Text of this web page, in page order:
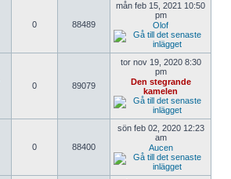
0 88489
mån feb 15, 2021 10:50
pm
Olof
0 89079
tor nov 19, 2020 8:30
pm
Den stegrande
kamelen
0 88400
sön feb 02, 2020 12:23
am
Aucen